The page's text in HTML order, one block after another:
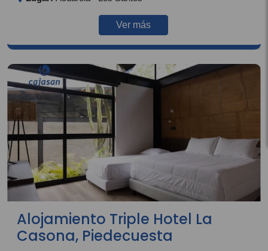
Ver más
Alojamiento Triple Hotel La
Casona, Piedecuesta